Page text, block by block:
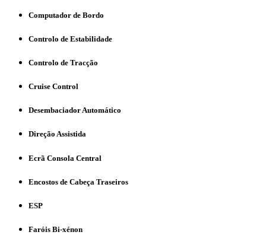
Computador de Bordo
Controlo de Estabilidade
Controlo de Tracção
Cruise Control
Desembaciador Automático
Direção Assistida
Ecrã Consola Central
Encostos de Cabeça Traseiros
ESP
Faróis Bi-xénon